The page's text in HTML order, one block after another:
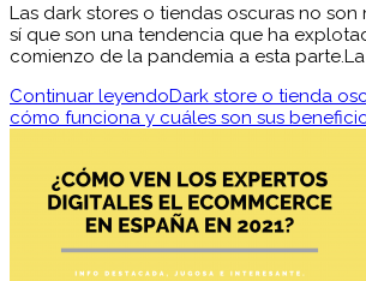
Las dark stores o tiendas oscuras no
sí que son una tendencia que ha
comienzo de la pandemia a esta
Continuar leyendoDark store o tienda
cómo funciona y cuáles son sus